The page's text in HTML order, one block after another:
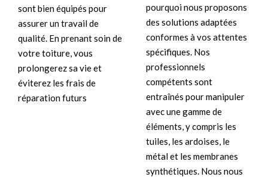
sont bien équipés pour
assurer un travail de
qualité. En prenant soin de
votre toiture, vous
prolongerez sa vie et
éviterez les frais de
réparation futurs
pourquoi nous proposons
des solutions adaptées
conformes à vos attentes
spécifiques. Nos
professionnels
compétents sont
entraînés pour manipuler
avec une gamme de
éléments, y compris les
tuiles, les ardoises, le
métal et les membranes
synthétiques. Nous nous